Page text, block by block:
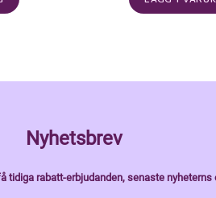
Nyhetsbrev
tidiga rabatt-erbjudanden, senaste